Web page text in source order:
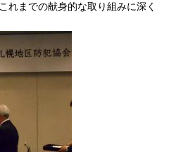
れまでの献身的な取り組みに深く